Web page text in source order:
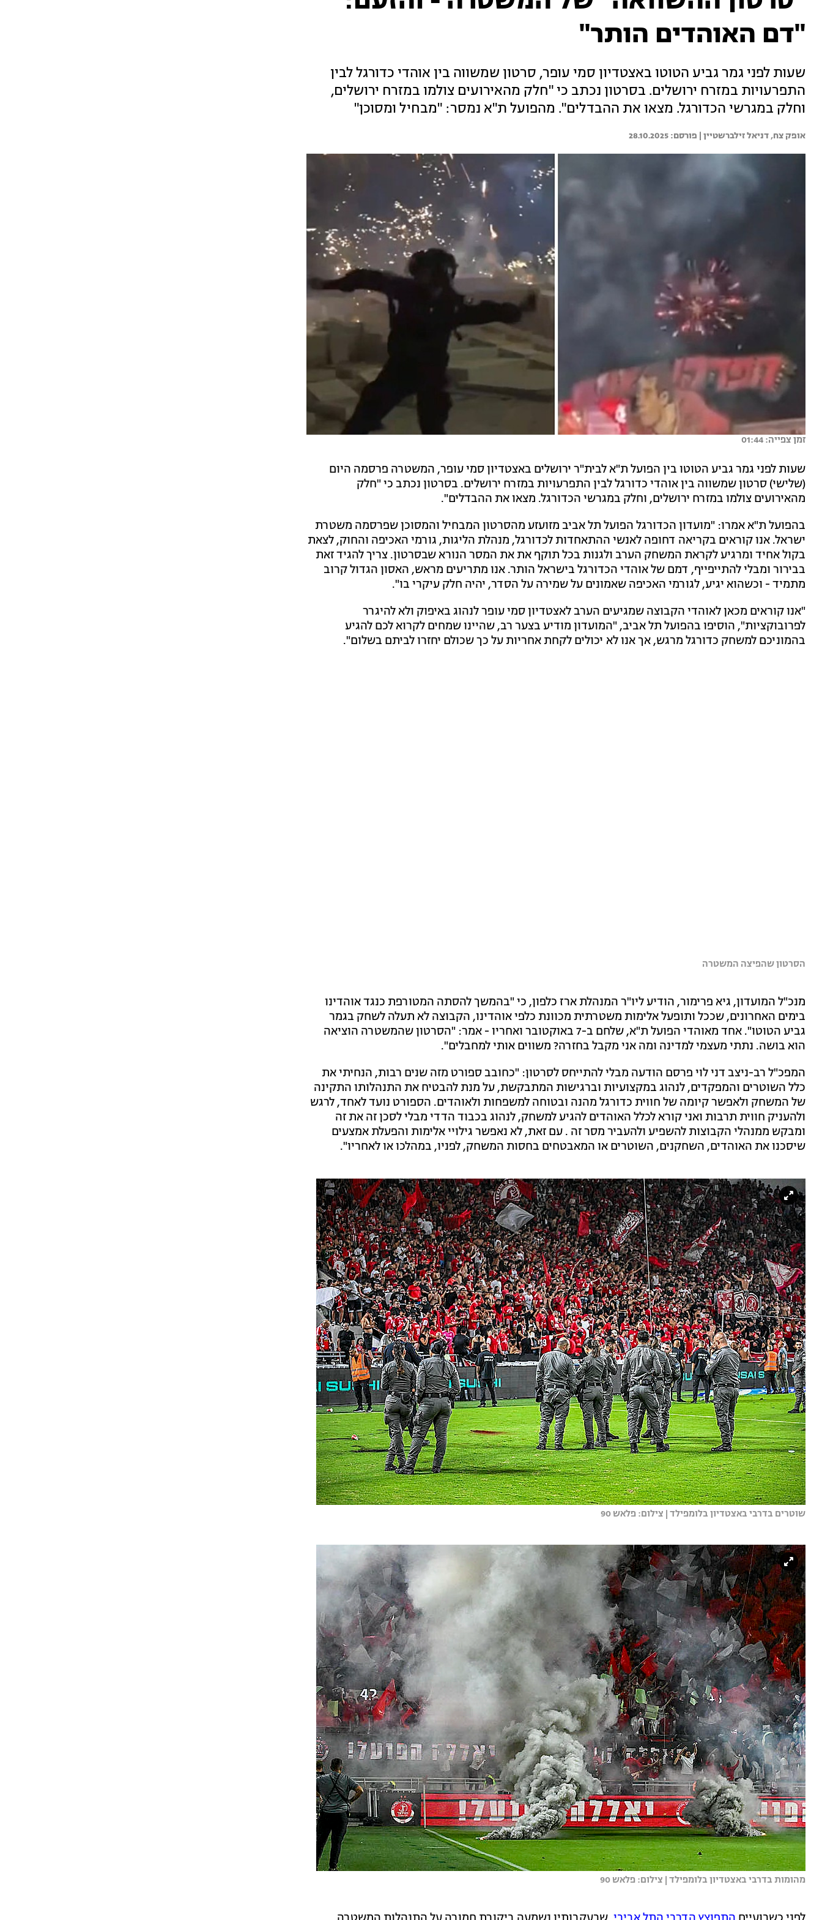
"דם האוהדים הותר"
שעות לפני גמר גביע הטוטו באצטדיון סמי עופר, סרטון שמשווה בין אוהדי כדורגל לבין
התפרעויות במזרח ירושלים. בסרטון נכתב כי "חלק מהאירועים צולמו במזרח ירושלים,
וחלק במגרשי הכדורגל. מצאו את ההבדלים". מהפועל ת"א נמסר: "מבחיל ומסוכן"
אופק צח, דניאל זילברשטיין | 28.10.2025
זמן צפייה: 01:44
שעות לפני גמר גביע הטוטו בין הפועל ת"א לבית"ר ירושלים באצטדיון סמי עופר, המשטרה פרסמה היום
(שלישי) סרטון שמשווה בין אוהדי כדורגל לבין התפרעויות במזרח ירושלים. בסרטון נכתב כי "חלק
מהאירועים צולמו במזרח ירושלים, וחלק במגרשי הכדורגל. מצאו את ההבדלים".
בהפועל ת"א אמרו: "מועדון הכדורגל הפועל תל אביב מזועזע מהסרטון המבחיל והמסוכן שפרסמה משטרת
ישראל. אנו קוראים בקריאה דחופה לאנשי ההתאחדות לכדורגל, מנהלת הליגות, גורמי האכיפה והחוק, לצאת
בקול אחיד ומרגיע לקראת המשחק הערב ולגנות בכל תוקף את את המסר הנורא שבסרטון. צריך להגיד זאת
בבירור ומבלי להתייפייף, דמם של אוהדי הכדורגל בישראל הותר. אנו מתריעים מראש, האסון הגדול קרוב
מתמיד - וכשהוא יגיע, לגורמי האכיפה שאמונים על שמירה על הסדר, יהיה חלק עיקרי בו".
"אנו קוראים מכאן לאוהדי הקבוצה שמגיעים הערב לאצטדיון סמי עופר לנהוג באיפוק ולא להיגרר
לפרובוקציות", הוסיפו בהפועל תל אביב, "המועדון מודיע בצער רב, שהיינו שמחים לקרוא לכם להגיע
בהמוניכם למשחק כדורגל מרגש, אך אנו לא יכולים לקחת אחריות על כך שכולם יחזרו לביתם בשלום".
הסרטון שהפיצה המשטרה
מנכ"ל המועדון, גיא פרימור, הודיע ליו"ר המנהלת ארז כלפון, כי "בהמשך להסתה המטורפת כנגד אוהדינו
בימים האחרונים, שככל ותופעל אלימות משטרתית מכוונת כלפי אוהדינו, הקבוצה לא תעלה לשחק בגמר
גביע הטוטו". אחד מאוהדי הפועל ת"א, שלחם ב-7 באוקטובר ואחריו - אמר: "הסרטון שהמשטרה הוציאה
הוא בושה. נתתי מעצמי למדינה ומה אני מקבל בחזרה? משווים אותי למחבלים".
המפכ"ל רב-ניצב דני לוי פרסם הודעה מבלי להתייחס לסרטון: "כחובב ספורט מזה שנים רבות, הנחיתי את
כלל השוטרים והמפקדים, לנהוג במקצועיות וברגישות המתבקשת, על מנת להבטיח את התנהלותו התקינה
של המשחק ולאפשר קיומה של חווית כדורגל מהנה ובטוחה למשפחות ולאוהדים. הספורט נועד לאחד, לרגש
ולהעניק חווית תרבות ואני קורא לכלל האוהדים להגיע למשחק, לנהוג בכבוד הדדי מבלי לסכן זה את זה
ומבקש ממנהלי הקבוצות להשפיע ולהעביר מסר זה . עם זאת, לא נאפשר גילויי אלימות והפעלת אמצעים
שיסכנו את האוהדים, השחקנים, השוטרים או המאבטחים בחסות המשחק, לפניו, במהלכו או לאחריו".
שוטרים בדרבי באצטדיון בלומפילד | צילום: פלאש 90
מהומות בדרבי באצטדיון בלומפילד | צילום: פלאש 90